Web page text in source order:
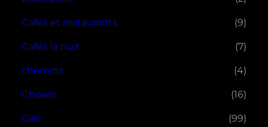
Cafés et restaurants (9)
Cafés la nuit (7)
chemins (4)
Choses (16)
Ciel (99)